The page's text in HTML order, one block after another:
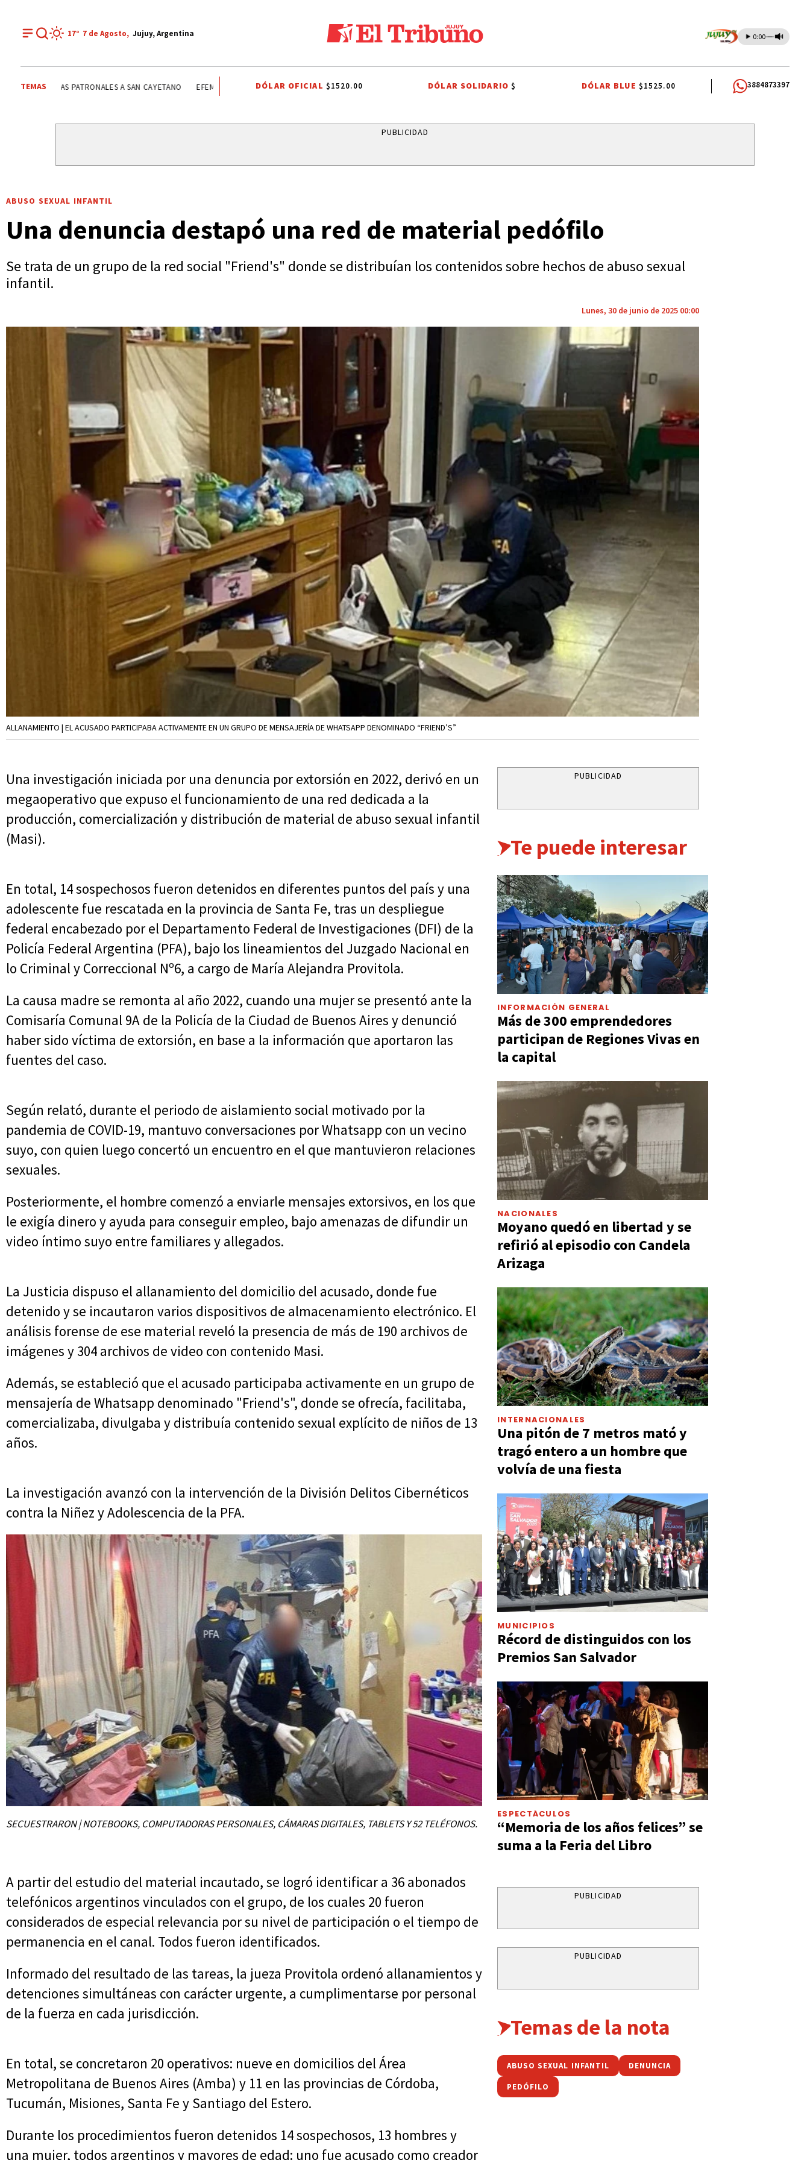
17° 7 de Agosto, Jujuy, Argentina 0:00
TEMAS FIESTAS PATRONALES A SAN CAYETANO FIESTAS PATRONALES A SAN CAYETANO EFEMÉRIDES CONFLICTO PORTUARIO GREMIOS DOCENTES RUBÉN EDUARDO RIVAROLA JORGE GARCÍA
DÓLAR OFICIAL $1520.00 DÓLAR SOLIDARIO$ DÓLAR BLUE $1525.00 3884873397
PUBLICIDAD
ABUSO SEXUAL INFANTIL
Una denuncia destapó una red de material pedófilo
Se trata de un grupo de la red social "Friend's" donde se distribuían los contenidos sobre hechos de abuso sexual
infantil.
Lunes, 30 de junio de 2025 00:00
ALLANAMIENTO | EL ACUSADO PARTICIPABA ACTIVAMENTE EN UN GRUPO DE MENSAJERÍA DE WHATSAPP DENOMINADO “FRIEND’S”
Una investigación iniciada por una denuncia por extorsión en 2022, derivó en un
megaoperativo que expuso el funcionamiento de una red dedicada a la
producción, comercialización y distribución de material de abuso sexual infantil
(Masi).
En total, 14 sospechosos fueron detenidos en diferentes puntos del país y una
adolescente fue rescatada en la provincia de Santa Fe, tras un despliegue
federal encabezado por el Departamento Federal de Investigaciones (DFI) de la
Policía Federal Argentina (PFA), bajo los lineamientos del Juzgado Nacional en
lo Criminal y Correccional Nº6, a cargo de María Alejandra Provitola.
La causa madre se remonta al año 2022, cuando una mujer se presentó ante la
Comisaría Comunal 9A de la Policía de la Ciudad de Buenos Aires y denunció
haber sido víctima de extorsión, en base a la información que aportaron las
fuentes del caso.
Según relató, durante el periodo de aislamiento social motivado por la
pandemia de COVID-19, mantuvo conversaciones por Whatsapp con un vecino
suyo, con quien luego concertó un encuentro en el que mantuvieron relaciones
sexuales.
Posteriormente, el hombre comenzó a enviarle mensajes extorsivos, en los que
le exigía dinero y ayuda para conseguir empleo, bajo amenazas de difundir un
video íntimo suyo entre familiares y allegados.
La Justicia dispuso el allanamiento del domicilio del acusado, donde fue
detenido y se incautaron varios dispositivos de almacenamiento electrónico. El
análisis forense de ese material reveló la presencia de más de 190 archivos de
imágenes y 304 archivos de video con contenido Masi.
Además, se estableció que el acusado participaba activamente en un grupo de
mensajería de Whatsapp denominado "Friend's", donde se ofrecía, facilitaba,
comercializaba, divulgaba y distribuía contenido sexual explícito de niños de 13
años.
La investigación avanzó con la intervención de la División Delitos Cibernéticos
contra la Niñez y Adolescencia de la PFA.
SECUESTRARON | NOTEBOOKS, COMPUTADORAS PERSONALES, CÁMARAS DIGITALES, TABLETS Y 52 TELÉFONOS.
A partir del estudio del material incautado, se logró identificar a 36 abonados
telefónicos argentinos vinculados con el grupo, de los cuales 20 fueron
considerados de especial relevancia por su nivel de participación o el tiempo de
permanencia en el canal. Todos fueron identificados.
Informado del resultado de las tareas, la jueza Provitola ordenó allanamientos y
detenciones simultáneas con carácter urgente, a cumplimentarse por personal
de la fuerza en cada jurisdicción.
En total, se concretaron 20 operativos: nueve en domicilios del Área
Metropolitana de Buenos Aires (Amba) y 11 en las provincias de Córdoba,
Tucumán, Misiones, Santa Fe y Santiago del Estero.
Durante los procedimientos fueron detenidos 14 sospechosos, 13 hombres y
una mujer, todos argentinos y mayores de edad: uno fue acusado como creador
PUBLICIDAD
Te puede interesar
INFORMACIÓN GENERAL
Más de 300 emprendedores
participan de Regiones Vivas en
la capital
NACIONALES
Moyano quedó en libertad y se
refirió al episodio con Candela
Arizaga
INTERNACIONALES
Una pitón de 7 metros mató y
tragó entero a un hombre que
volvía de una fiesta
MUNICIPIOS
Récord de distinguidos con los
Premios San Salvador
ESPECTÁCULOS
“Memoria de los años felices” se
suma a la Feria del Libro
PUBLICIDAD
PUBLICIDAD
Temas de la nota
ABUSO SEXUAL INFANTIL DENUNCIA
PEDÓFILO